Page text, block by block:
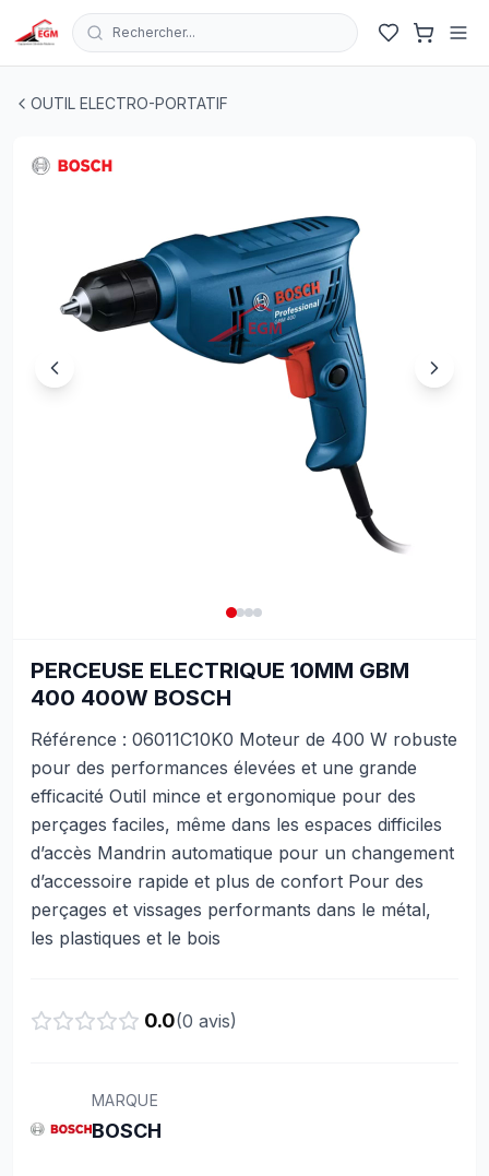
Rechercher...
OUTIL ELECTRO-PORTATIF
PERCEUSE ELECTRIQUE 10MM GBM
400 400W BOSCH
Référence : 06011C10K0 Moteur de 400 W robuste
pour des performances élevées et une grande
efficacité Outil mince et ergonomique pour des
perçages faciles, même dans les espaces difficiles
d’accès Mandrin automatique pour un changement
d’accessoire rapide et plus de confort Pour des
perçages et vissages performants dans le métal,
les plastiques et le bois
0.0(0 avis)
MARQUE
BOSCH